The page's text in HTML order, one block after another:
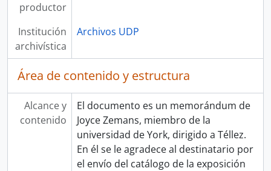
productor
Institución
archivística
Archivos UDP
Área de contenido y estructura
Alcance y
contenido
El documento es un memorándum de
Joyce Zemans, miembro de la
universidad de York, dirigido a Téllez.
En él se le agradece al destinatario por
el envío del catálogo de la exposición